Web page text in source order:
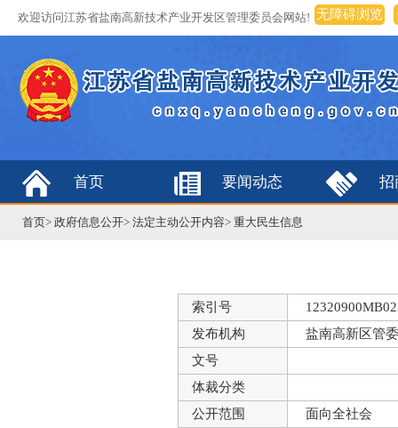
欢迎访问江苏省盐南高新技术产业开发区管理委员会网站! 无障碍浏览
首页 要闻动态 招
首页> 政府信息公开> 法定主动公开内容> 重大民生信息
索引号
发布机构
盐南高新区管
文号
体裁分类
公开范围
面向全社会